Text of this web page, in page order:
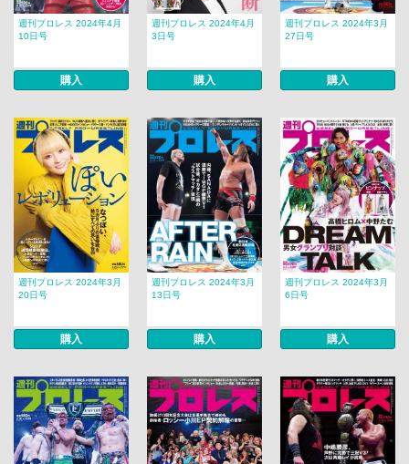
週刊プロレス 2024年4月
10日号
購入
週刊プロレス 2024年4月
3日号
購入
週刊プロレス 2024年3月
27日号
購入
週刊プロレス 2024年3月
20日号
購入
週刊プロレス 2024年3月
13日号
購入
週刊プロレス 2024年3月
6日号
購入